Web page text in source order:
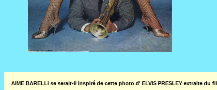
AIME BARELLI se serait-il inspiré de cette photo d' ELVIS PRESLEY extraite du